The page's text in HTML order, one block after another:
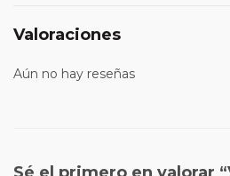
Valoraciones
Aún no hay reseñas